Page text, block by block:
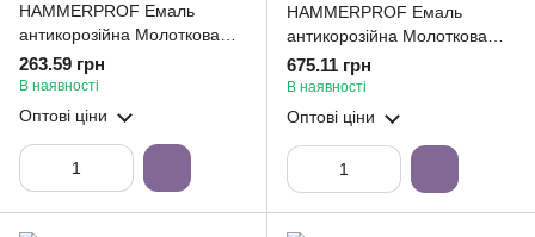
HAMMERPROF Емаль
антикорозійна Молоткова
3в1 ТМ Корабельна темно-
коричнева ( 102) 0,75л
263.59 грн
В наявності
Оптові ціни
HAMMERPROF Емаль
антикорозійна Молоткова
3в1 ТМ Корабельна темно-
коричнева ( 102) 2л
675.11 грн
В наявності
Оптові ціни